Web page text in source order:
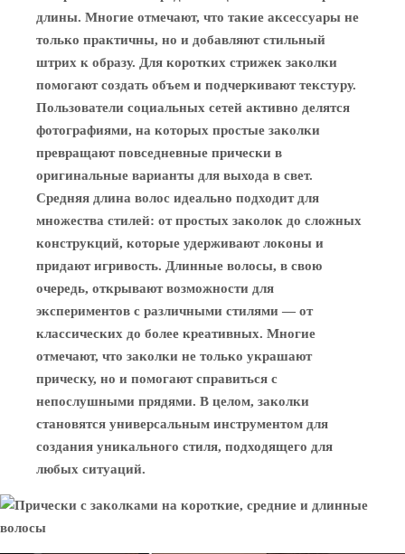
длины. Многие отмечают, что такие аксессуары не
только практичны, но и добавляют стильный
штрих к образу. Для коротких стрижек заколки
помогают создать объем и подчеркивают текстуру.
Пользователи социальных сетей активно делятся
фотографиями, на которых простые заколки
превращают повседневные прически в
оригинальные варианты для выхода в свет.
Средняя длина волос идеально подходит для
множества стилей: от простых заколок до сложных
конструкций, которые удерживают локоны и
придают игривость. Длинные волосы, в свою
очередь, открывают возможности для
экспериментов с различными стилями — от
классических до более креативных. Многие
отмечают, что заколки не только украшают
прическу, но и помогают справиться с
непослушными прядями. В целом, заколки
становятся универсальным инструментом для
создания уникального стиля, подходящего для
любых ситуаций.